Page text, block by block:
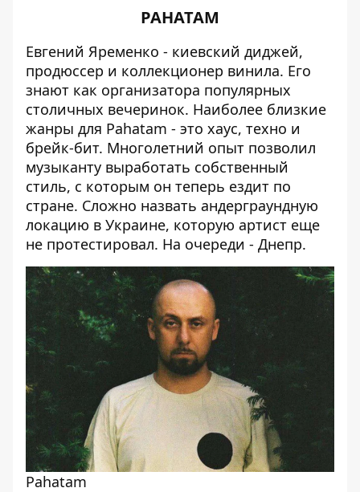
PAHATAM
Евгений Яременко - киевский диджей,
продюссер и коллекционер винила. Его
знают как организатора популярных
столичных вечеринок. Наиболее близкие
жанры для Pahatam - это хаус, техно и
брейк-бит. Многолетний опыт позволил
музыканту выработать собственный
стиль, с которым он теперь ездит по
стране. Сложно назвать андерграундную
локацию в Украине, которую артист еще
не протестировал. На очереди - Днепр.
Pahatam